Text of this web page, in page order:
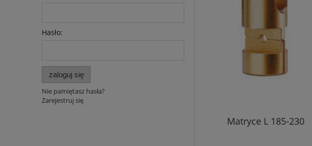
Hasło:
zaloguj się
Nie pamiętasz hasła?
Zarejestruj się
Matryce L 185-230